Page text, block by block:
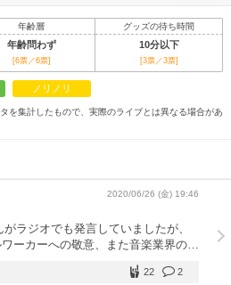
年齢層 グッズの待ち時間
年齢問わず 10分以下
[6票／6票] [3票／3票]
ノリノリ
を集計したもので、実際のライブとは異なる場合があ
2020/06/26 (金) 19:46
ラジオでも発言していましたが、
ーカーへの敬意、また音楽業界の辛
ら、新しい生活様式でのLIVEとい
2
22